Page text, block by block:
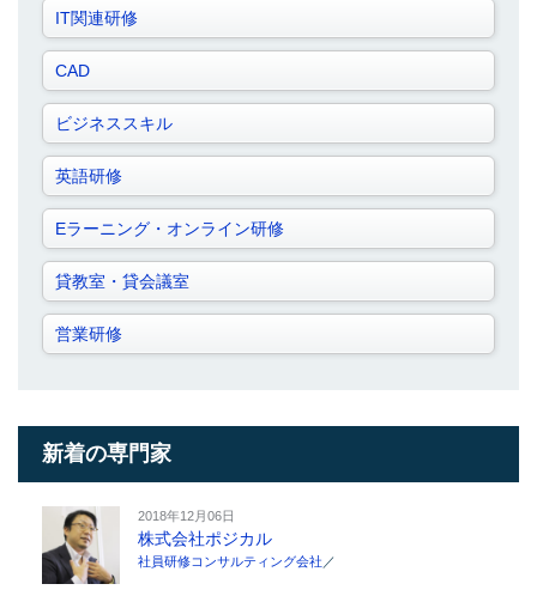
IT関連研修
CAD
ビジネススキル
英語研修
Eラーニング・オンライン研修
貸教室・貸会議室
営業研修
新着の専門家
2018年12月06日
株式会社ポジカル
社員研修コンサルティング会社 ／